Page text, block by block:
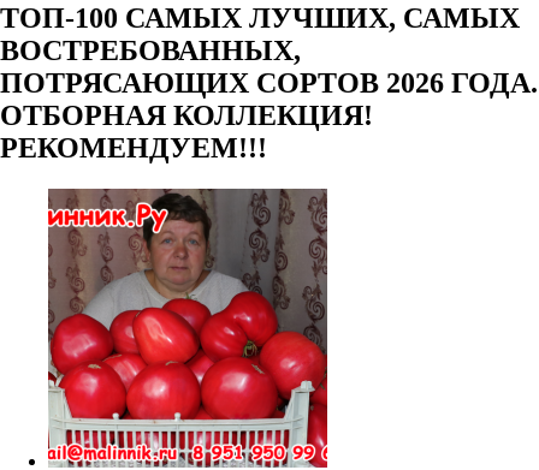
ТОП-100 САМЫХ ЛУЧШИХ, САМЫХ
ВОСТРЕБОВАННЫХ,
ПОТРЯСАЮЩИХ СОРТОВ 2026 ГОДА.
ОТБОРНАЯ КОЛЛЕКЦИЯ!
РЕКОМЕНДУЕМ!!!